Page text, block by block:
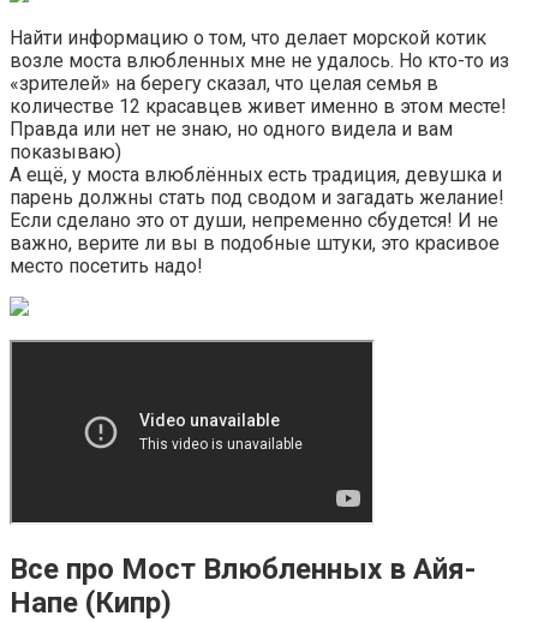
Найти информацию о том, что делает морской котик
возле моста влюбленных мне не удалось. Но кто-то из
«зрителей» на берегу сказал, что целая семья в
количестве 12 красавцев живет именно в этом месте!
Правда или нет не знаю, но одного видела и вам
показываю)
А ещё, у моста влюблённых есть традиция, девушка и
парень должны стать под сводом и загадать желание!
Если сделано это от души, непременно сбудется! И не
важно, верите ли вы в подобные штуки, это красивое
место посетить надо!
Все про Мост Влюбленных в Айя-
Напе (Кипр)